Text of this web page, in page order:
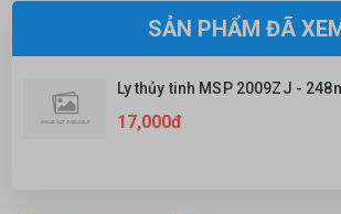
SẢN PHẨM ĐÃ
Ly thủy tinh MSP 2009ZJ -
17,000đ